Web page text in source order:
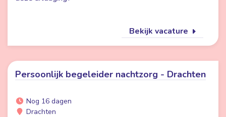
Bekijk vacature
Persoonlijk begeleider nachtzorg - Drachten
Nog 16 dagen
Drachten